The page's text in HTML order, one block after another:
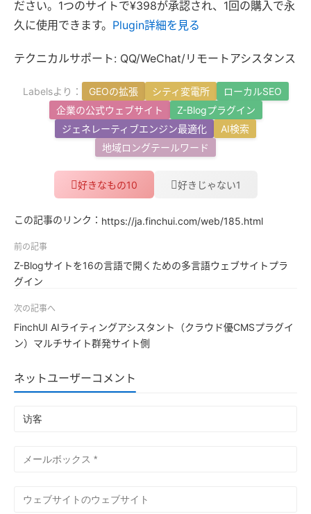
ださい。1つのサイトで¥398が承認され、1回の購入で永
久に使用できます。 Plugin詳細を見る
テクニカルサポート: QQ/WeChat/リモートアシスタンス
Labelsより： GEOの拡張 シティ変電所
ローカルSEO
企業の公式ウェブサイト
Z-Blogプラグイン
ジェネレーティブエンジン最適化
AI検索
地域ロングテールワード
好きなもの10 好きじゃない1
この記事のリンク： https://ja.finchui.com/web/185.html
前の記事
Z-Blogサイトを16の言語で開くための多言語ウェブサイトプラ
グイン
次の記事へ
FinchUI AIライティングアシスタント（クラウド優CMSプラグイ
ン）マルチサイト群発サイト側
ネットユーザーコメント